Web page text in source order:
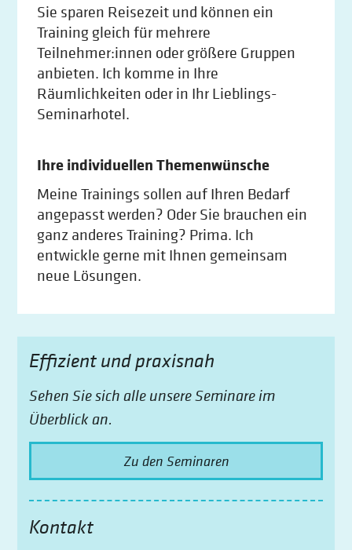
Sie sparen Reisezeit und können ein
Training gleich für mehrere
Teilnehmer:innen oder größere Gruppen
anbieten. Ich komme in Ihre
Räumlichkeiten oder in Ihr Lieblings-
Seminarhotel.
Ihre individuellen Themenwünsche
Meine Trainings sollen auf Ihren Bedarf
angepasst werden? Oder Sie brauchen ein
ganz anderes Training? Prima. Ich
entwickle gerne mit Ihnen gemeinsam
neue Lösungen.
Effizient und praxisnah
Sehen Sie sich alle unsere Seminare im
Überblick an.
Zu den Seminaren
Kontakt